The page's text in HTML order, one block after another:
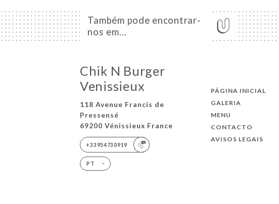
Também pode encontrar-
nos em…
Chik N Burger
Venissieux
118 Avenue Francis de
Pressensé
69200 Vénissieux France
+33954730919
PT
PÁGINA INICIAL
GALERIA
MENU
CONTACTO
AVISOS LEGAIS